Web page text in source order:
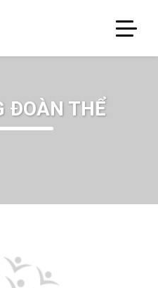
ĐOÀN THỂ